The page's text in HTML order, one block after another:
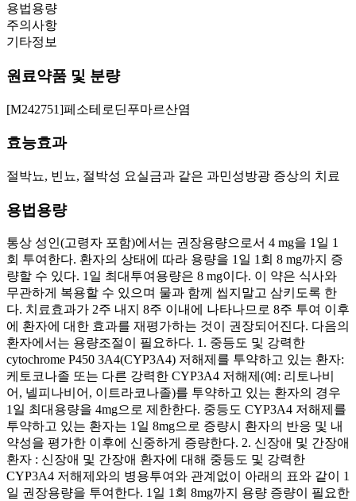
용법용량
주의사항
기타정보
원료약품 및 분량
[M242751]페소테로딘푸마르산염
효능효과
절박뇨, 빈뇨, 절박성 요실금과 같은 과민성방광 증상의 치료
용법용량
통상 성인(고령자 포함)에서는 권장용량으로서 4 mg을 1일 1
회 투여한다. 환자의 상태에 따라 용량을 1일 1회 8 mg까지 증
량할 수 있다. 1일 최대투여용량은 8 mg이다. 이 약은 식사와
무관하게 복용할 수 있으며 물과 함께 씹지말고 삼키도록 한
다. 치료효과가 2주 내지 8주 이내에 나타나므로 8주 투여 이후
에 환자에 대한 효과를 재평가하는 것이 권장되어진다. 다음의
환자에서는 용량조절이 필요하다. 1. 중등도 및 강력한
cytochrome P450 3A4(CYP3A4) 저해제를 투약하고 있는 환자:
케토코나졸 또는 다른 강력한 CYP3A4 저해제(예: 리토나비
어, 넬피나비어, 이트라코나졸)를 투약하고 있는 환자의 경우
1일 최대용량을 4mg으로 제한한다. 중등도 CYP3A4 저해제를
투약하고 있는 환자는 1일 8mg으로 증량시 환자의 반응 및 내
약성을 평가한 이후에 신중하게 증량한다. 2. 신장애 및 간장애
환자 : 신장애 및 간장애 환자에 대해 중등도 및 강력한
CYP3A4 저해제와의 병용투여와 관계없이 아래의 표와 같이 1
일 권장용량을 투여한다. 1일 1회 8mg까지 용량 증량이 필요한